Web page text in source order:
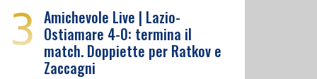
3 Amichevole Live | Lazio-
Ostiamare 4-0: termina il
match. Doppiette per Ratkov e
Zaccagni